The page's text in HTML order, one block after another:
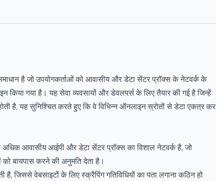
है जो उपयोगकर्ताओं को आवासीय और डेटा सेंटर प्रॉक्स के नेटवर्क के
किया गया है। यह सेवा व्यवसायों और डेवलपर्स के लिए तैयार की गई है जिन्हें
है, यह सुनिश्चित करते हुए कि वे विभिन्न ऑनलाइन स्रोतों से डेटा एकत्र कर
आवासीय आईपी और डेटा सेंटर प्रॉक्स का विशाल नेटवर्क है, जो
बायपास करने की अनुमति देता है।
है, जिससे वेबसाइटों के लिए स्क्रैपिंग गतिविधियों का पता लगाना कठिन हो